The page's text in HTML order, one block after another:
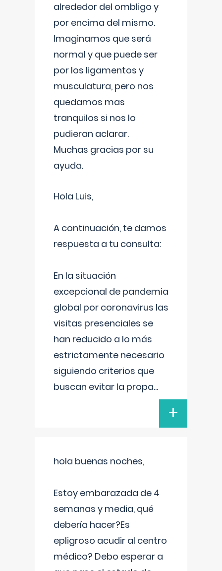
alrededor del ombligo y
por encima del mismo.
Imaginamos que será
normal y que puede ser
por los ligamentos y
musculatura, pero nos
quedamos mas
tranquilos si nos lo
pudieran aclarar.
Muchas gracias por su
ayuda.
Hola Luis,
A continuación, te damos
respuesta a tu consulta:
En la situación
excepcional de pandemia
global por coronavirus las
visitas presenciales se
han reducido a lo más
estrictamente necesario
siguiendo criterios que
buscan evitar la propa...
+
hola buenas noches,
Estoy embarazada de 4
semanas y media, qué
debería hacer?Es
epligroso acudir al centro
médico? Debo esperar a